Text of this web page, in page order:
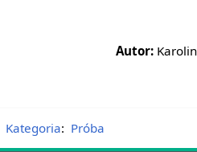
Autor:
Kategoria: Próba